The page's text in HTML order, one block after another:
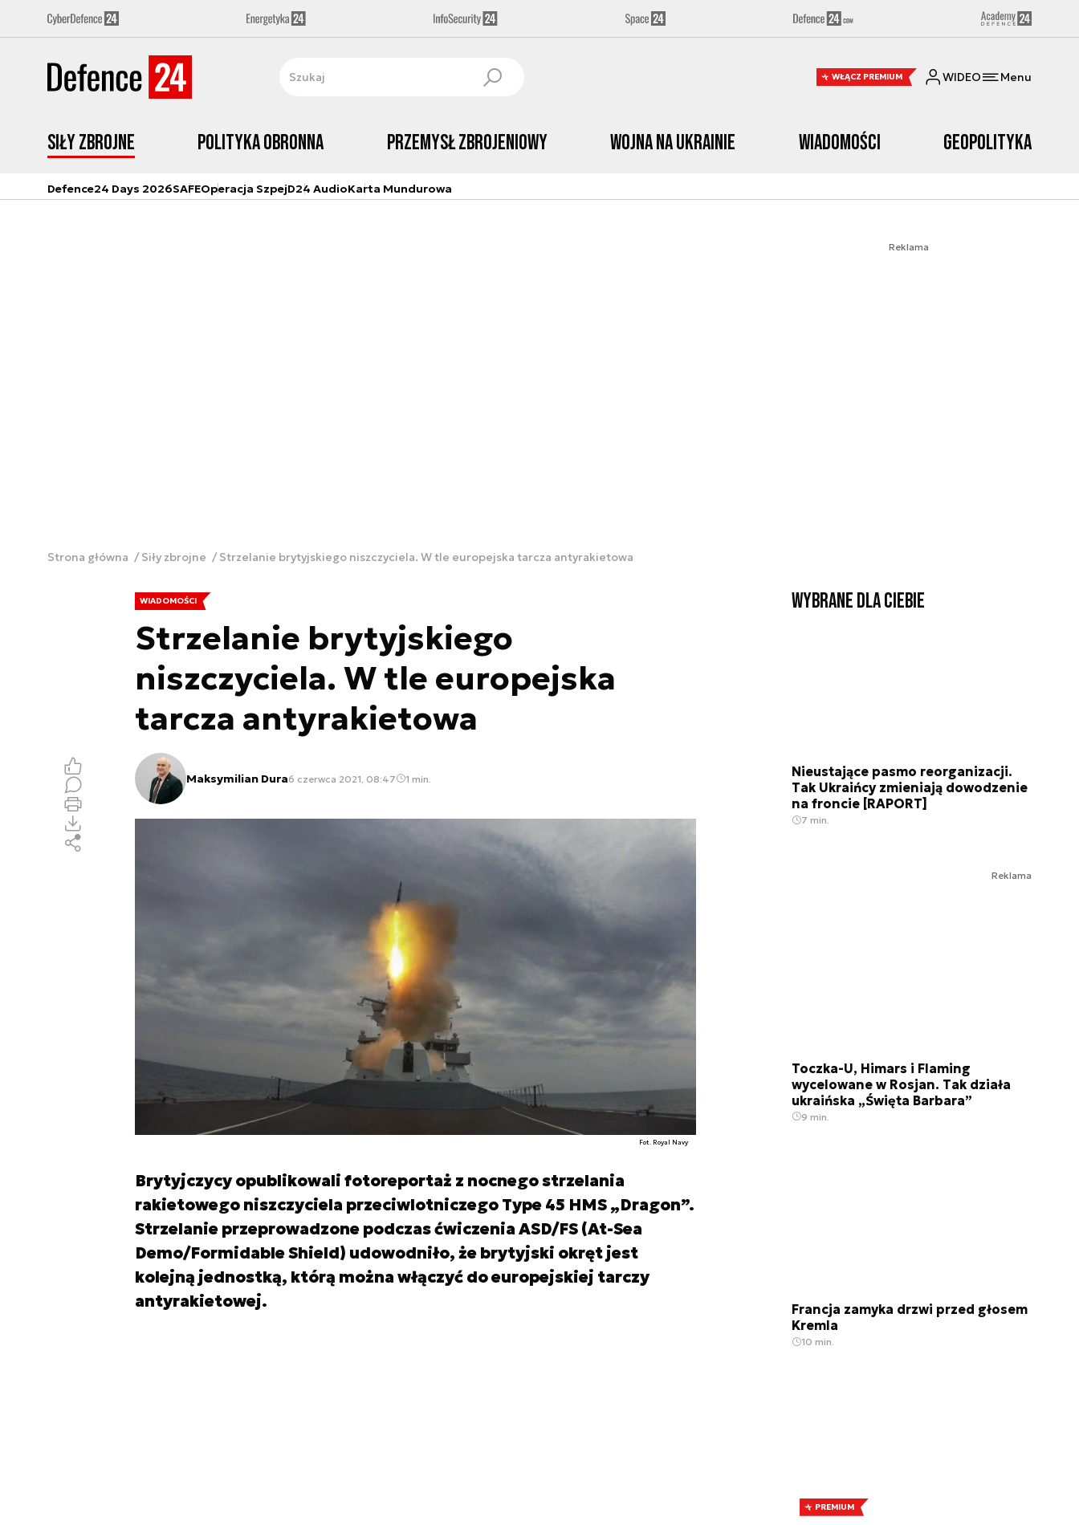
WŁĄCZ PREMIUM WIDEO Menu
Siły zbrojne Polityka obronna Przemysł Zbrojeniowy Wojna na Ukrainie Wiadomości Geopolityka
Defence24 Days 2026SAFEOperacja SzpejD24 AudioKarta Mundurowa
Reklama
Strona główna Siły zbrojne Strzelanie brytyjskiego niszczyciela. W tle europejska tarcza antyrakietowa
WIADOMOŚCI
Strzelanie brytyjskiego
niszczyciela. W tle europejska
tarcza antyrakietowa
Maksymilian Dura6 czerwca 2021, 08:47 1 min.
Fot. Royal Navy
Brytyjczycy opublikowali fotoreportaż z nocnego strzelania
rakietowego niszczyciela przeciwlotniczego Type 45 HMS „Dragon”.
Strzelanie przeprowadzone podczas ćwiczenia ASD/FS (At-Sea
Demo/Formidable Shield) udowodniło, że brytyjski okręt jest
kolejną jednostką, którą można włączyć do europejskiej tarczy
antyrakietowej.
Wybrane dla Ciebie
Nieustające pasmo reorganizacji.
Tak Ukraińcy zmieniają dowodzenie
na froncie [RAPORT]
7 min.
Reklama
Toczka-U, Himars i Flaming
wycelowane w Rosjan. Tak działa
ukraińska „Święta Barbara”
9 min.
Francja zamyka drzwi przed głosem
Kremla
10 min.
PREMIUM